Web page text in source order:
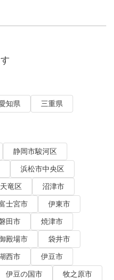
知県 三重県
静岡市駿河区
浜松市中央区
竜区
沼津市
士宮市
伊東市
田市
焼津市
殿場市
袋井市
西市
伊豆市
伊豆の国市
牧之原市